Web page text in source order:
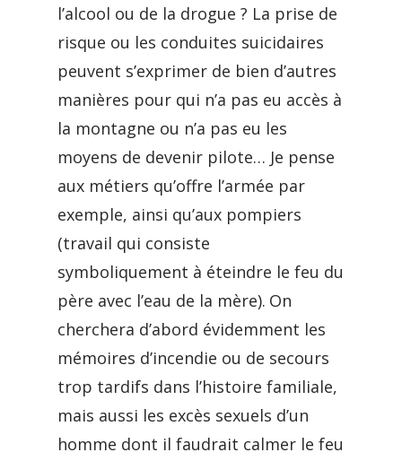
l’alcool ou de la drogue ? La prise de
risque ou les conduites suicidaires
peuvent s’exprimer de bien d’autres
manières pour qui n’a pas eu accès à
la montagne ou n’a pas eu les
moyens de devenir pilote… Je pense
aux métiers qu’offre l’armée par
exemple, ainsi qu’aux pompiers
(travail qui consiste
symboliquement à éteindre le feu du
père avec l’eau de la mère). On
cherchera d’abord évidemment les
mémoires d’incendie ou de secours
trop tardifs dans l’histoire familiale,
mais aussi les excès sexuels d’un
homme dont il faudrait calmer le feu